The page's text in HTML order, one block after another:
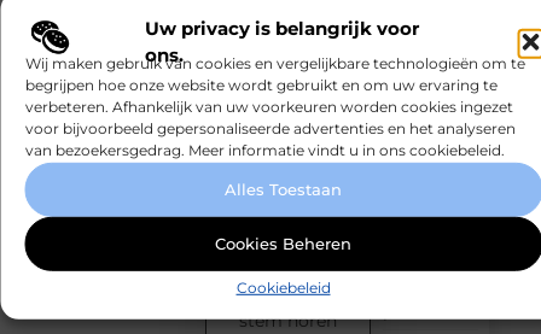
Uw privacy is belangrijk voor
ons.
Wij maken gebruik van cookies en vergelijkbare technologieën om te
begrijpen hoe onze website wordt gebruikt en om uw ervaring te
verbeteren. Afhankelijk van uw voorkeuren worden cookies ingezet
voor bijvoorbeeld gepersonaliseerde advertenties en het analyseren
van bezoekersgedrag. Meer informatie vindt u in ons cookiebeleid.
Alles Toestaan
Cookies Beheren
Cookiebeleid
bezorgen
dat echt bij
het
moment
past
een
Jouw
blog
verdient
een
podium!
Heb jij iets
te delen?
Laat jouw
stem horen